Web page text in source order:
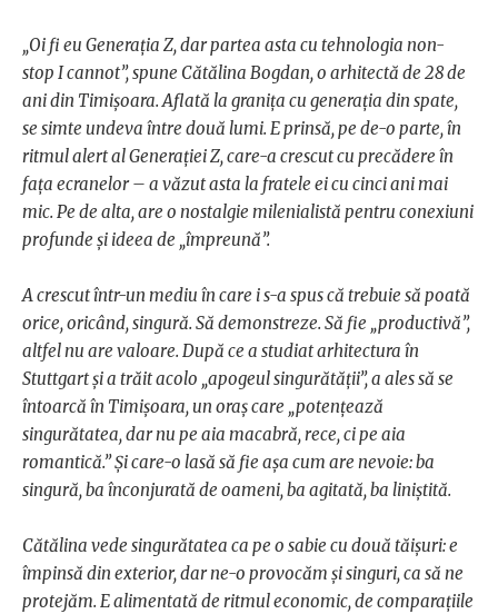
„Oi fi eu Generația Z, dar partea asta cu tehnologia non-
stop I cannot”, spune Cătălina Bogdan, o arhitectă de 28 de
ani din Timișoara. Aflată la granița cu generația din spate,
se simte undeva între două lumi. E prinsă, pe de-o parte, în
ritmul alert al Generației Z, care-a crescut cu precădere în
fața ecranelor – a văzut asta la fratele ei cu cinci ani mai
mic. Pe de alta, are o nostalgie milenialistă pentru conexiuni
profunde și ideea de „împreună”.
A crescut într-un mediu în care i s-a spus că trebuie să poată
orice, oricând, singură. Să demonstreze. Să fie „productivă”,
altfel nu are valoare. După ce a studiat arhitectura în
Stuttgart și a trăit acolo „apogeul singurătății”, a ales să se
întoarcă în Timișoara, un oraș care „potențează
singurătatea, dar nu pe aia macabră, rece, ci pe aia
romantică.” Și care-o lasă să fie așa cum are nevoie: ba
singură, ba înconjurată de oameni, ba agitată, ba liniștită.
Cătălina vede singurătatea ca pe o sabie cu două tăișuri: e
împinsă din exterior, dar ne-o provocăm și singuri, ca să ne
protejăm. E alimentată de ritmul economic, de comparațiile